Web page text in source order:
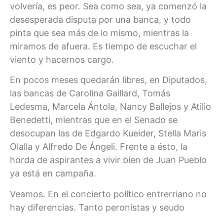
volvería, es peor. Sea como sea, ya comenzó la
desesperada disputa por una banca, y todo
pinta que sea más de lo mismo, mientras la
miramos de afuera. Es tiempo de escuchar el
viento y hacernos cargo.
En pocos meses quedarán libres, en Diputados,
las bancas de Carolina Gaillard, Tomás
Ledesma, Marcela Ántola, Nancy Ballejos y Atilio
Benedetti, mientras que en el Senado se
desocupan las de Edgardo Kueider, Stella Maris
Olalla y Alfredo De Ángeli. Frente a ésto, la
horda de aspirantes a vivir bien de Juan Pueblo
ya está en campaña.
Veamos. En el concierto político entrerriano no
hay diferencias. Tanto peronistas y seudo